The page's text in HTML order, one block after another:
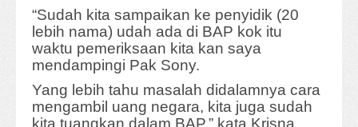
“Sudah kita sampaikan ke penyidik (20
lebih nama) udah ada di BAP kok itu
waktu pemeriksaan kita kan saya
mendampingi Pak Sony.
Yang lebih tahu masalah didalamnya cara
mengambil uang negara, kita juga sudah
kita tuangkan dalam BAP,” kata Krisna